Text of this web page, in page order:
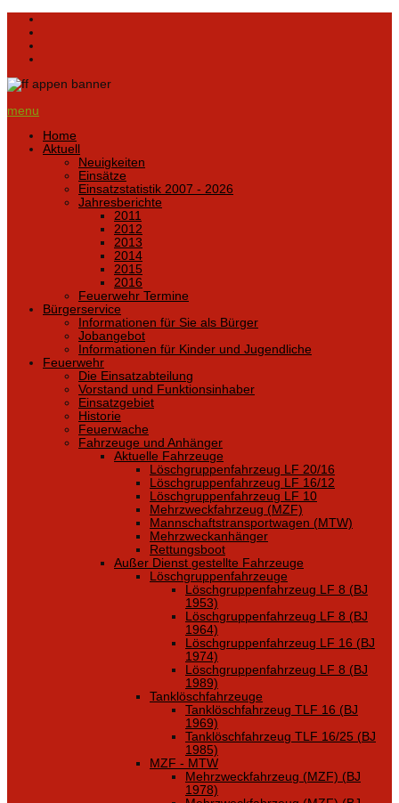
menu
Home
Aktuell
Neuigkeiten
Einsätze
Einsatzstatistik 2007 - 2026
Jahresberichte
2011
2012
2013
2014
2015
2016
Feuerwehr Termine
Bürgerservice
Informationen für Sie als Bürger
Jobangebot
Informationen für Kinder und Jugendliche
Feuerwehr
Die Einsatzabteilung
Vorstand und Funktionsinhaber
Einsatzgebiet
Historie
Feuerwache
Fahrzeuge und Anhänger
Aktuelle Fahrzeuge
Löschgruppenfahrzeug LF 20/16
Löschgruppenfahrzeug LF 16/12
Löschgruppenfahrzeug LF 10
Mehrzweckfahrzeug (MZF)
Mannschaftstransportwagen (MTW)
Mehrzweckanhänger
Rettungsboot
Außer Dienst gestellte Fahrzeuge
Löschgruppenfahrzeuge
Löschgruppenfahrzeug LF 8 (BJ
1953)
Löschgruppenfahrzeug LF 8 (BJ
1964)
Löschgruppenfahrzeug LF 16 (BJ
1974)
Löschgruppenfahrzeug LF 8 (BJ
1989)
Tanklöschfahrzeuge
Tanklöschfahrzeug TLF 16 (BJ
1969)
Tanklöschfahrzeug TLF 16/25 (BJ
1985)
MZF - MTW
Mehrzweckfahrzeug (MZF) (BJ
1978)